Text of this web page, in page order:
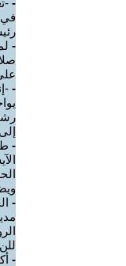
-
-
في
-
-
-
-
-
-